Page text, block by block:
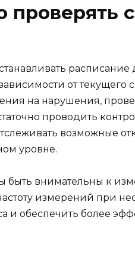
проверять
от
на нарушения,
проводить
возможные
уровне.
быть внимательны к
измерений при
и обеспечить более